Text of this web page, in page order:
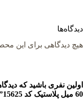
دیدگاه‌ها
هیچ دیدگاهی برای این
اولین نفری باشید که
60 میل پلاستیک کد 15625”